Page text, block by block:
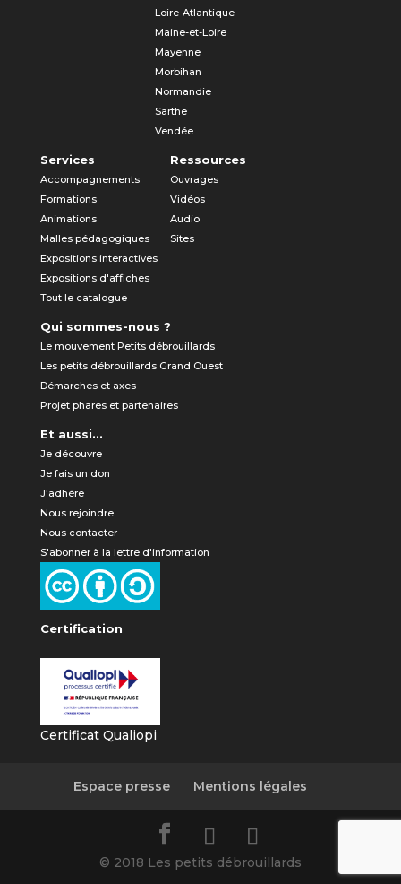
Loire-Atlantique
Maine-et-Loire
Mayenne
Morbihan
Normandie
Sarthe
Vendée
Services
Accompagnements
Formations
Animations
Malles pédagogiques
Expositions interactives
Expositions d'affiches
Tout le catalogue
Ressources
Ouvrages
Vidéos
Audio
Sites
Qui sommes-nous ?
Le mouvement Petits débrouillards
Les petits débrouillards Grand Ouest
Démarches et axes
Projet phares et partenaires
Et aussi...
Je découvre
Je fais un don
J'adhère
Nous rejoindre
Nous contacter
S'abonner à la lettre d'information
Certification
Certificat Qualiopi
Espace presse Mentions légales
© 2018 Les petits débrouillards